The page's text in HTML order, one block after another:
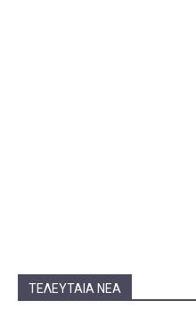
ΤΕΛΕΥΤΑΊΑ ΝΈΑ